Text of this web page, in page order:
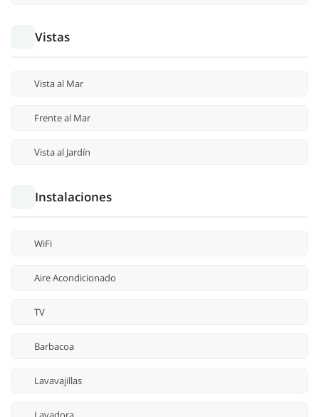
Vistas
Vista al Mar
Frente al Mar
Vista al Jardín
Instalaciones
WiFi
Aire Acondicionado
TV
Barbacoa
Lavavajillas